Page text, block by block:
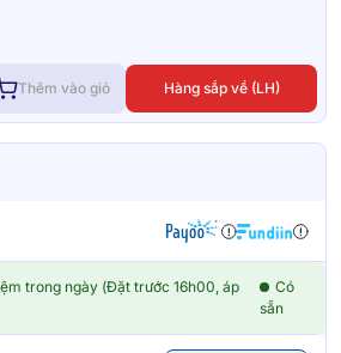
Thêm vào giỏ Hàng sắp về (LH)
trong ngày (Đặt trước 16h00, áp
Có
sẵn